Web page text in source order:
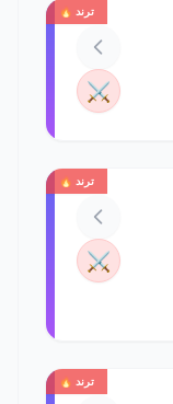
ترند 🔥
⚔️
ترند 🔥
⚔️
ترند 🔥